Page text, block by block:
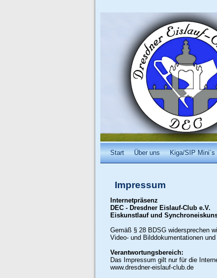
Start Über uns Kiga/SIP Mini´s
Impressum
Internetpräsenz
DEC - Dresdner Eislauf-Club e.V.
Eiskunstlauf und
Gemäß § 28 BDSG widersprechen
Video- und Bilddokumentationen
Verantwortungsbereich:
Das Impressum gilt nur für die
www.dresdner-eislauf-club.de